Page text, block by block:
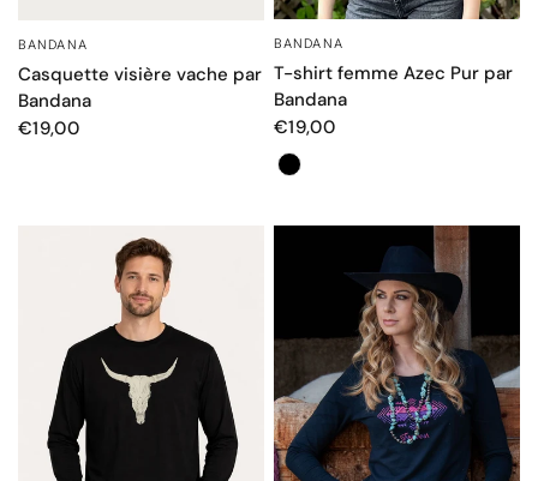
BANDANA
Casquette visière vache par
Bandana
€19,00
BANDANA
T-shirt femme Azec Pur par
Bandana
€19,00
Couleur